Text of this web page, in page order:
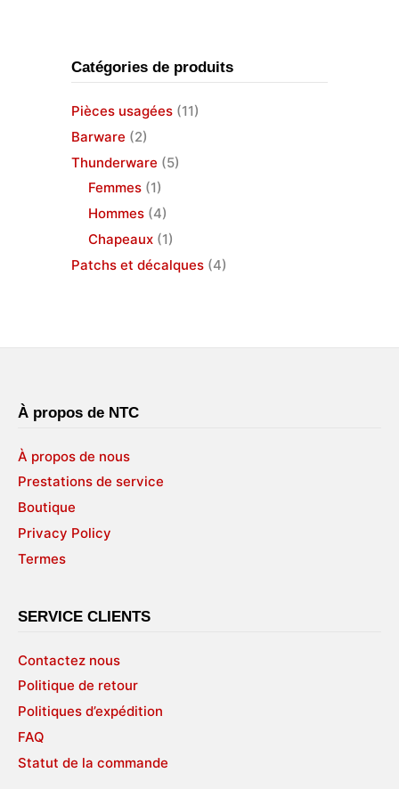
Catégories de produits
Pièces usagées (11)
Barware (2)
Thunderware (5)
Femmes (1)
Hommes (4)
Chapeaux (1)
Patchs et décalques (4)
À propos de NTC
À propos de nous
Prestations de service
Boutique
Privacy Policy
Termes
SERVICE CLIENTS
Contactez nous
Politique de retour
Politiques d’expédition
FAQ
Statut de la commande